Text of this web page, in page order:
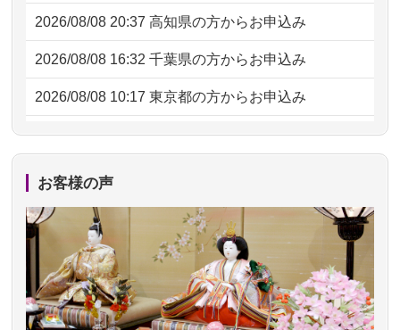
2026/08/08 20:37 高知県の方からお申込み
2026/08/08 16:32 千葉県の方からお申込み
2026/08/08 10:17 東京都の方からお申込み
2026/08/07 20:31 東京都の方からお申込み
2026/08/07 09:26
2026/08/06 21:28 埼玉県の方からお申込み
2026/08/06 17:56 藤沢市の方からお申込み
2026/08/06 10:06 茨城県の方からお申込み
2026/08/06 09:17 三重県の方からお申込み
お客様の声